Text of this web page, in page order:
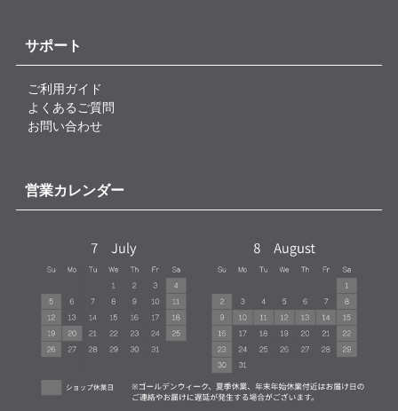
サポート
ご利用ガイド
よくあるご質問
お問い合わせ
営業カレンダー